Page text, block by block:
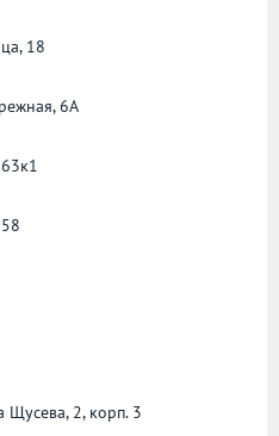
18
6А
Щусева, 2, корп. 3